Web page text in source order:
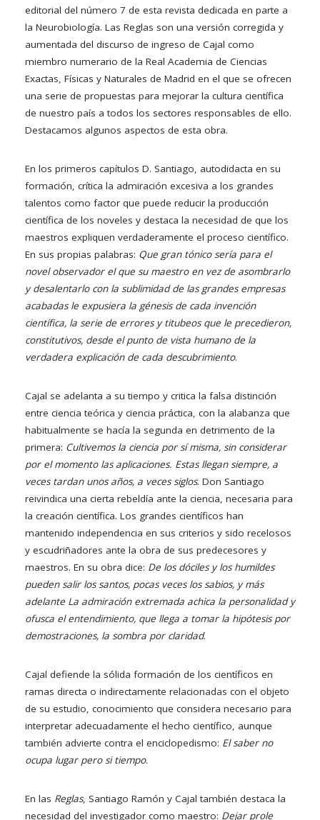
editorial del número 7 de esta revista dedicada en parte a
la Neurobiología. Las Reglas son una versión corregida y
aumentada del discurso de ingreso de Cajal como
miembro numerario de la Real Academia de Ciencias
Exactas, Físicas y Naturales de Madrid en el que se ofrecen
una serie de propuestas para mejorar la cultura científica
de nuestro país a todos los sectores responsables de ello.
Destacamos algunos aspectos de esta obra.
En los primeros capítulos D. Santiago, autodidacta en su
formación, crítica la admiración excesiva a los grandes
talentos como factor que puede reducir la producción
científica de los noveles y destaca la necesidad de que los
maestros expliquen verdaderamente el proceso científico.
En sus propias palabras: Que gran tónico sería para el
novel observador el que su maestro en vez de asombrarlo
y desalentarlo con la sublimidad de las grandes empresas
acabadas le expusiera la génesis de cada invención
científica, la serie de errores y titubeos que le precedieron,
constitutivos, desde el punto de vista humano de la
verdadera explicación de cada descubrimiento.
Cajal se adelanta a su tiempo y critica la falsa distinción
entre ciencia teórica y ciencia práctica, con la alabanza que
habitualmente se hacía la segunda en detrimento de la
primera: Cultivemos la ciencia por sí misma, sin considerar
por el momento las aplicaciones. Estas llegan siempre, a
veces tardan unos años, a veces siglos. Don Santiago
reivindica una cierta rebeldía ante la ciencia, necesaria para
la creación científica. Los grandes científicos han
mantenido independencia en sus criterios y sido recelosos
y escudriñadores ante la obra de sus predecesores y
maestros. En su obra dice: De los dóciles y los humildes
pueden salir los santos, pocas veces los sabios, y más
adelante La admiración extremada achica la personalidad y
ofusca el entendimiento, que llega a tomar la hipótesis por
demostraciones, la sombra por claridad.
Cajal defiende la sólida formación de los científicos en
ramas directa o indirectamente relacionadas con el objeto
de su estudio, conocimiento que considera necesario para
interpretar adecuadamente el hecho científico, aunque
también advierte contra el enciclopedismo: El saber no
ocupa lugar pero si tiempo.
En las Reglas, Santiago Ramón y Cajal también destaca la
necesidad del investigador como maestro: Dejar prole